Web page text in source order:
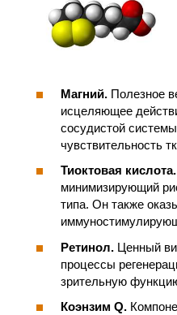
Магний. Полезное
исцеляющее
сосудистой
чувствительность
Тиоктовая кислота.
минимизирующий
типа. Он также
Ретинол. Ценный
процессы
зрительную
Коэнзим Q.